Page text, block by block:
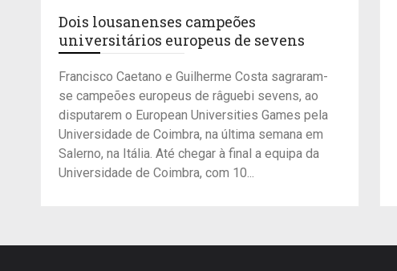
Dois lousanenses campeões
universitários europeus de sevens
Francisco Caetano e Guilherme Costa sagraram-
se campeões europeus de râguebi sevens, ao
disputarem o European Universities Games pela
Universidade de Coimbra, na última semana em
Salerno, na Itália. Até chegar à final a equipa da
Universidade de Coimbra, com 10...